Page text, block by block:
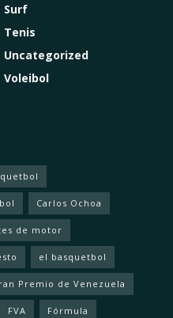
Surf
Tenis
Uncategorized
Voleibol
Carlos Ochoa
de motor
el basquetbol
Premio de Venezuela
FVA Fórmula